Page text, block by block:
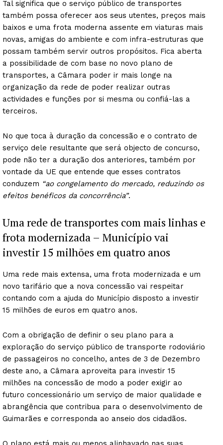
Tal significa que o serviço público de transportes
também possa oferecer aos seus utentes, preços mais
baixos e uma frota moderna assente em viaturas mais
novas, amigas do ambiente e com infra-estruturas que
possam também servir outros propósitos. Fica aberta
a possibilidade de com base no novo plano de
transportes, a Câmara poder ir mais longe na
organização da rede de poder realizar outras
actividades e funções por si mesma ou confiá-las a
terceiros.
No que toca à duração da concessão e o contrato de
serviço dele resultante que será objecto de concurso,
pode não ter a duração dos anteriores, também por
vontade da UE que entende que esses contratos
conduzem “ao congelamento do mercado, reduzindo os
efeitos benéficos da concorrência”.
Uma rede de transportes com mais linhas e
frota modernizada – Município vai
investir 15 milhões em quatro anos
Uma rede mais extensa, uma frota modernizada e um
novo tarifário que a nova concessão vai respeitar
contando com a ajuda do Município disposto a investir
15 milhões de euros em quatro anos.
Com a obrigação de definir o seu plano para a
exploração do serviço público de transporte rodoviário
de passageiros no concelho, antes de 3 de Dezembro
deste ano, a Câmara aproveita para investir 15
milhões na concessão de modo a poder exigir ao
futuro concessionário um serviço de maior qualidade e
abrangência que contribua para o desenvolvimento de
Guimarães e corresponda ao anseio dos cidadãos.